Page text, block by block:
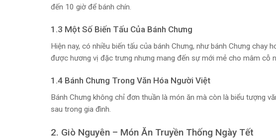
đến 10 giờ để bánh chín.
1.3 Một Số Biến Tấu Của Bánh Chưng
Hiện nay, có nhiều biến tấu của bánh Chưng, như bánh Chưng chay
được hương vị đặc trưng nhưng mang đến sự mới mẻ cho mâm cỗ
1.4 Bánh Chưng Trong Văn Hóa Người Việt
Bánh Chưng không chỉ đơn thuần là món ăn mà còn là biểu tượng
sau trong gia đình.
2. Giò Nguyên – Món Ăn Truyền Thống Ngày Tết